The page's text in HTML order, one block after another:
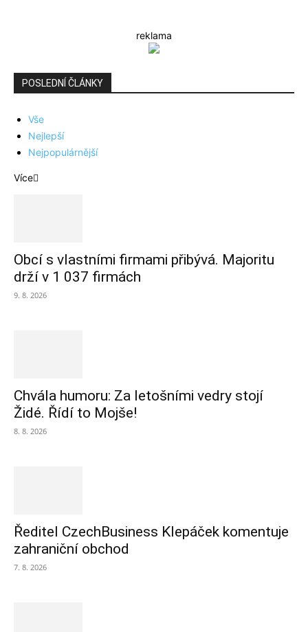
reklama
POSLEDNÍ ČLÁNKY
Vše
Nejlepší
Nejpopulárnější
Více
Obcí s vlastními firmami přibývá. Majoritu
drží v 1 037 firmách
9. 8. 2026
Chvála humoru: Za letošními vedry stojí
Židé. Řídí to Mojše!
8. 8. 2026
Ředitel CzechBusiness Klepáček komentuje
zahraniční obchod
7. 8. 2026